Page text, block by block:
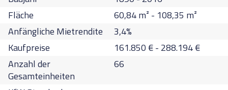
Fläche
60,84m² - 108,35 m²
Anfängliche Mietrendite
3,4%
Kaufpreise
161.850 €- 288.194€
Anzahl der
Gesamteinheiten
66